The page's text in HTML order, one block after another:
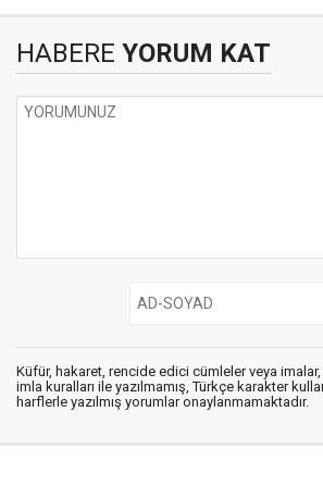
HABERE YORUM KAT
Küfür, hakaret, rencide edici cümleler veya imalar,
imla kuralları ile yazılmamış, Türkçe karakter
harflerle yazılmış yorumlar onaylanmamaktadır.